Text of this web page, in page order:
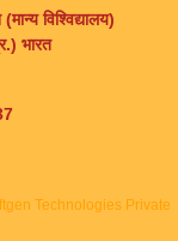
विश्विद्यालय)
भारत
Technologies Private